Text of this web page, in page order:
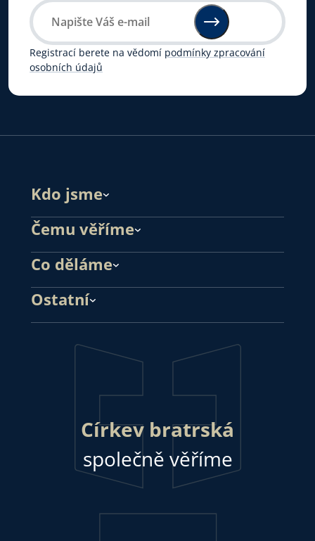
Registrací berete na vědomí podmínky zpracování
osobních údajů
Kdo jsme
Čemu věříme
Co děláme
Ostatní
Církev bratrská
společně věříme